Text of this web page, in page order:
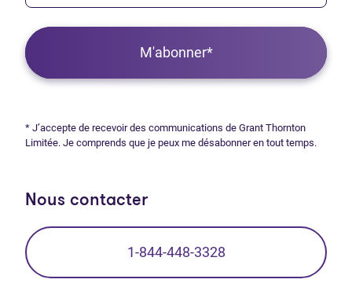
M'abonner*
* J’accepte de recevoir des communications de Grant Thornton
Limitée. Je comprends que je peux me désabonner en tout temps.
Nous contacter
1-844-448-3328